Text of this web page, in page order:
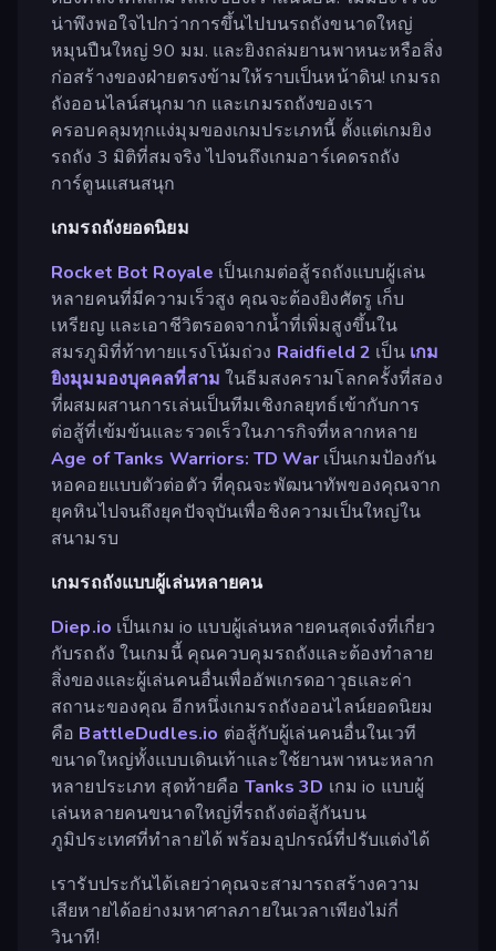
น่าพึงพอใจไปกว่าการขึ้นไปบนรถถังขนาดใหญ่
หมุนปืนใหญ่ 90 มม. และยิงถล่มยานพาหนะหรือสิ่ง
ก่อสร้างของฝ่ายตรงข้ามให้ราบเป็นหน้าดิน! เกมรถ
ถังออนไลน์สนุกมาก และเกมรถถังของเรา
ครอบคลุมทุกแง่มุมของเกมประเภทนี้ ตั้งแต่เกมยิง
รถถัง 3 มิติที่สมจริง ไปจนถึงเกมอาร์เคดรถถัง
การ์ตูนแสนสนุก
เกมรถถังยอดนิยม
Rocket Bot Royale เป็นเกมต่อสู้รถถังแบบผู้เล่น
หลายคนที่มีความเร็วสูง คุณจะต้องยิงศัตรู เก็บ
เหรียญ และเอาชีวิตรอดจากน้ำที่เพิ่มสูงขึ้นใน
สมรภูมิที่ท้าทายแรงโน้มถ่วง Raidfield 2 เป็น เกม
ยิงมุมมองบุคคลที่สาม ในธีมสงครามโลกครั้งที่สอง
ที่ผสมผสานการเล่นเป็นทีมเชิงกลยุทธ์เข้ากับการ
ต่อสู้ที่เข้มข้นและรวดเร็วในภารกิจที่หลากหลาย
Age of Tanks Warriors: TD Warเป็นเกมป้องกัน
หอคอยแบบตัวต่อตัว ที่คุณจะพัฒนาทัพของคุณจาก
ยุคหินไปจนถึงยุคปัจจุบันเพื่อชิงความเป็นใหญ่ใน
สนามรบ
เกมรถถังแบบผู้เล่นหลายคน
Diep.io เป็นเกม io แบบผู้เล่นหลายคนสุดเจ๋งที่เกี่ยว
กับรถถัง ในเกมนี้ คุณควบคุมรถถังและต้องทำลาย
สิ่งของและผู้เล่นคนอื่นเพื่ออัพเกรดอาวุธและค่า
สถานะของคุณ อีกหนึ่งเกมรถถังออนไลน์ยอดนิยม
คือ BattleDudles.io ต่อสู้กับผู้เล่นคนอื่นในเวที
ขนาดใหญ่ทั้งแบบเดินเท้าและใช้ยานพาหนะหลาก
หลายประเภท สุดท้ายคือ Tanks 3D เกม io แบบผู้
เล่นหลายคนขนาดใหญ่ที่รถถังต่อสู้กันบน
ภูมิประเทศที่ทำลายได้ พร้อมอุปกรณ์ที่ปรับแต่งได้
เรารับประกันได้เลยว่าคุณจะสามารถสร้างความ
เสียหายได้อย่างมหาศาลภายในเวลาเพียงไม่กี่
วินาที!